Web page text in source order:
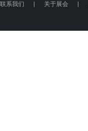
联系我们 关于展会